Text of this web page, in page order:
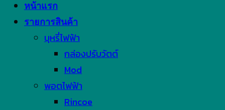
หน้าแรก
รายการสินค้า
บุหรี่ไฟฟ้า
กล่องปรับวัตต์
Mod
พอตไฟฟ้า
Rincoe